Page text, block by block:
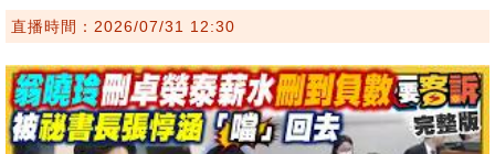
直播時間：2026/07/31 12:30